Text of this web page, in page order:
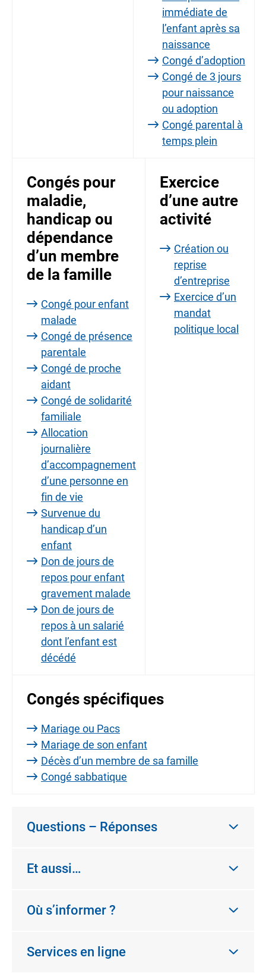
immédiate de
l’enfant après sa
naissance
Congé d’adoption
Congé de 3 jours
pour naissance
ou adoption
Congé parental à
temps plein
Congés pour
maladie,
handicap ou
dépendance
d’un membre
de la famille
Congé pour enfant
malade
Congé de présence
parentale
Congé de proche
aidant
Congé de solidarité
familiale
Allocation
journalière
d’accompagnement
d’une personne en
fin de vie
Survenue du
handicap d’un
enfant
Don de jours de
repos pour enfant
gravement malade
Don de jours de
repos à un salarié
dont l’enfant est
décédé
Exercice
d’une autre
activité
Création ou
reprise
d’entreprise
Exercice d’un
mandat
politique local
Congés spécifiques
Mariage ou Pacs
Mariage de son enfant
Décès d’un membre de sa famille
Congé sabbatique
Questions – Réponses
Et aussi…
Où s’informer ?
Services en ligne